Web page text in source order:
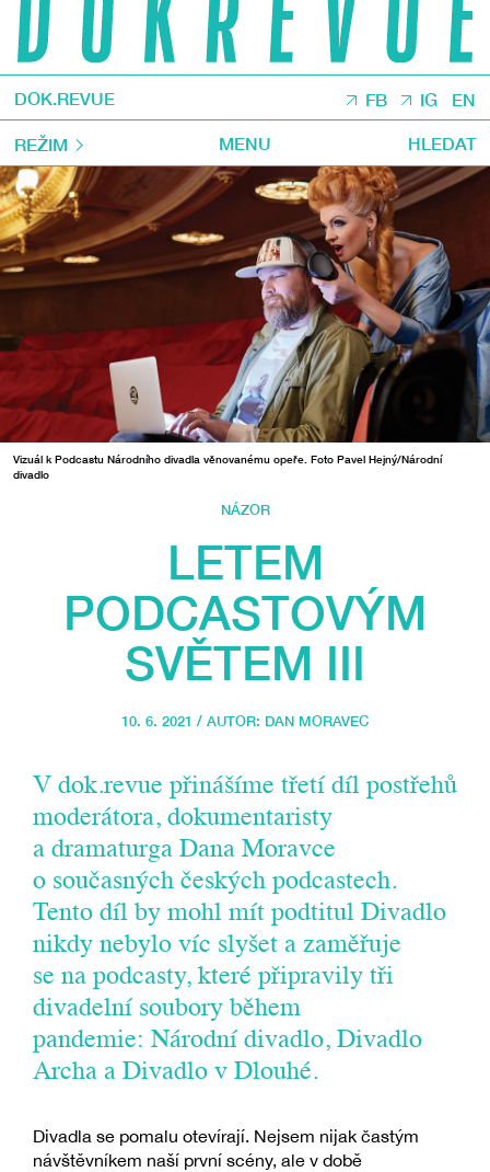
DOK.REVUE FB IG EN
REŽIM MENU HLEDAT
Vizuál k Podcastu Národního divadla věnovanému opeře. Foto Pavel Hejný/Národní
divadlo
NÁZOR
LETEM
PODCASTOVÝM
SVĚTEM III
10. 6. 2021 / AUTOR: DAN MORAVEC
V dok.revue přinášíme třetí díl postřehů
moderátora, dokumentaristy
a dramaturga Dana Moravce
o současných českých podcastech.
Tento díl by mohl mít podtitul Divadlo
nikdy nebylo víc slyšet a zaměřuje
se na podcasty, které připravily tři
divadelní soubory během
pandemie: Národní divadlo, Divadlo
Archa a Divadlo v Dlouhé.
Divadla se pomalu otevírají. Nejsem nijak častým
návštěvníkem naší první scény, ale v době